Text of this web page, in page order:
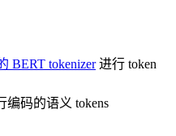
BERT tokenizer进行 token
码的语义 tokens